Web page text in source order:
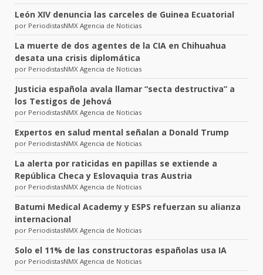
León XIV denuncia las carceles de Guinea Ecuatorial
por PeriodistasNMX Agencia de Noticias
La muerte de dos agentes de la CIA en Chihuahua
desata una crisis diplomática
por PeriodistasNMX Agencia de Noticias
Justicia española avala llamar “secta destructiva” a
los Testigos de Jehová
por PeriodistasNMX Agencia de Noticias
Expertos en salud mental señalan a Donald Trump
por PeriodistasNMX Agencia de Noticias
La alerta por raticidas en papillas se extiende a
República Checa y Eslovaquia tras Austria
por PeriodistasNMX Agencia de Noticias
Batumi Medical Academy y ESPS refuerzan su alianza
internacional
por PeriodistasNMX Agencia de Noticias
Solo el 11% de las constructoras españolas usa IA
por PeriodistasNMX Agencia de Noticias